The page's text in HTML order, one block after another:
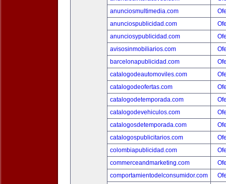
anunciosmultimedia.com
anunciospublicidad.com
anunciosypublicidad.com
avisosinmobiliarios.com
barcelonapublicidad.com
catalogodeautomoviles.com
catalogodeofertas.com
catalogodetemporada.com
catalogodevehiculos.com
catalogosdetemporada.com
catalogospublicitarios.com
colombiapublicidad.com
commerceandmarketing.com
comportamientodelconsumidor.com